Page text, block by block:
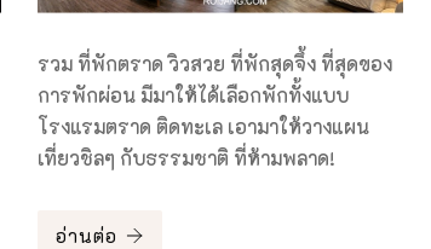
รวม ที่พักตราด วิวสวย ที่พักสุดจึ้ง ที่สุดของ
การพักผ่อน มีมาให้ได้เลือกพักทั้งแบบ
โรงแรมตราด ติดทะเล เอามาให้วางแผน
เที่ยวชิลๆ กับธรรมชาติ ที่ห้ามพลาด!
อ่านต่อ